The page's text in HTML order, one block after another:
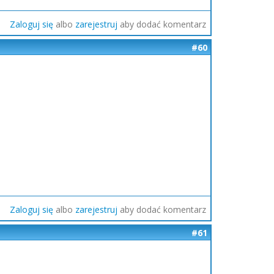
Zaloguj się albo zarejestruj aby dodać komentarz
#60
Zaloguj się albo zarejestruj aby dodać komentarz
#61